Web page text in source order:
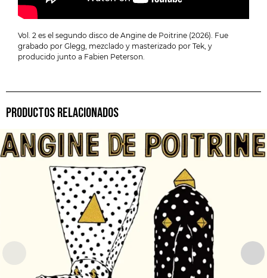
Vol. 2 es el segundo disco de Angine de Poitrine (2026). Fue
grabado por Glegg, mezclado y masterizado por Tek, y
producido junto a Fabien Peterson.
PRODUCTOS RELACIONADOS